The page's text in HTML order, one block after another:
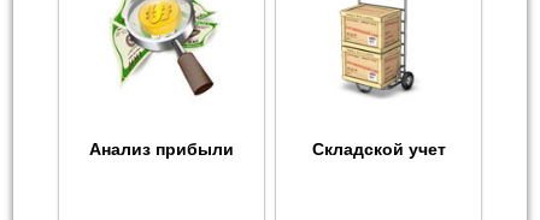
Анализ прибыли Складской учет